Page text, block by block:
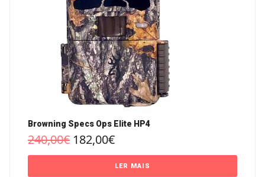
Browning Specs Ops Elite HP4
240,00€ 182,00€
LER MAIS